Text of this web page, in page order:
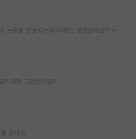
논문을 안보시는데 디펜스 괜찮을까요? ㅠ
? 저만 그런건가요?
오네요